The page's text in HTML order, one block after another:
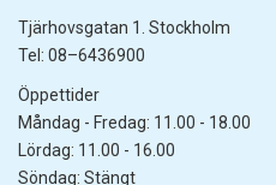
Tjärhovsgatan 1. Stockholm
Tel: 08–6436900
Öppettider
Måndag - Fredag: 11.00 - 18.00
Lördag: 11.00 - 16.00
Söndag: Stängt